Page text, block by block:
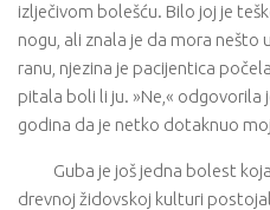
izlječivom bolešću. Bilo joj je
nogu, ali znala je da mora nešto
ranu, njezina je pacijentica
pitala boli li ju. »Ne,« odgovorila
godina da je netko dotaknuo
Guba je još jedna bolest
drevnoj židovskoj kulturi